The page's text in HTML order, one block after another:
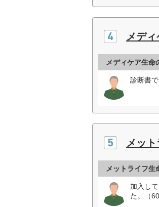
メデ
メディケア生命
診断書
メッ
メットライフ生
加入し
た。（